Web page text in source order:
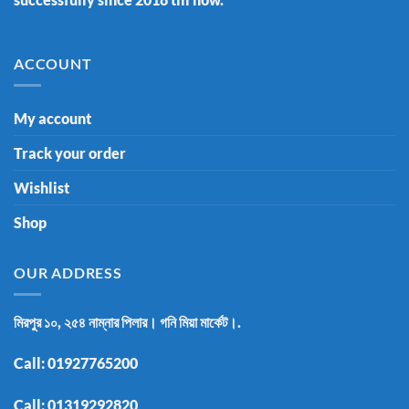
ACCOUNT
My account
Track your order
Wishlist
Shop
OUR ADDRESS
মিরপুর ১০, ২৫৪ নাম্নার পিলার। গনি মিয়া মার্কেট।.
Call:01927765200
Call:01319292820